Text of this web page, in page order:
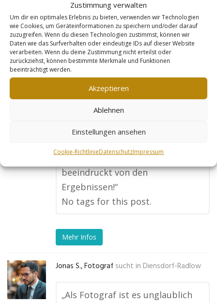
Zustimmung verwalten
Um dir ein optimales Erlebnis zu bieten, verwenden wir Technologien
wie Cookies, um Geräteinformationen zu speichern und/oder darauf
zuzugreifen. Wenn du diesen Technologien zustimmst, können wir
Daten wie das Surfverhalten oder eindeutige IDs auf dieser Website
verarbeiten. Wenn du deine Zustimmung nicht erteilst oder
zurückziehst, können bestimmte Merkmale und Funktionen
beeinträchtigt werden.
Akzeptieren
Ablehnen
Einstellungen ansehen
Cookie-RichtlinieDatenschutzImpressum
machen. Goldleads hat mir dabei
geholfen, eine professionelle
Webseite zu erstellen, die meine
Angebote klar und verständlich
darstellt. Seitdem ich die Seite
nutze, bekomme ich regelmäßig
neue Anfragen, besonders von
kleinen und mittelständischen
Unternehmen. Meine Einnahmen
facht, und ich bin wirklich
beeindruckt von den
Ergebnissen!“
No tags for this post.
Mehr Infos
Jonas S., Fotograf sucht in Diensdorf-Radlow
„Als Fotograf ist es unglaublich